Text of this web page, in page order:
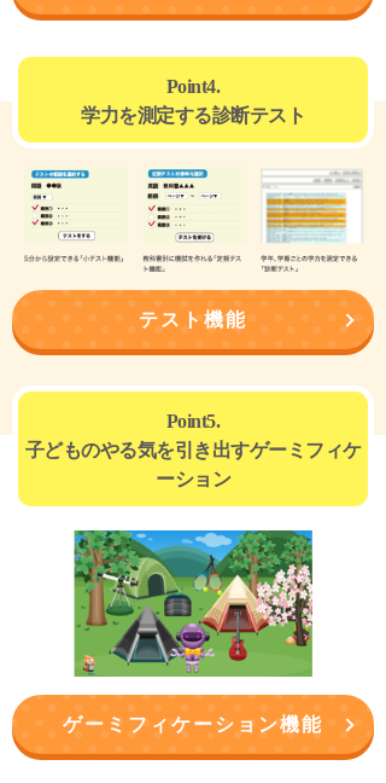
Point4.
学力を測定する診断テスト
テスト機能
Point5.
子どものやる気を引き出すゲーミフィケ
ーション
ゲーミフィケーション機能